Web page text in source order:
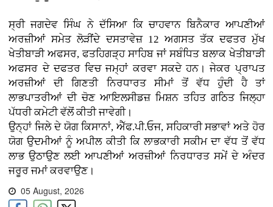
ਸ੍ਰੀ ਜਗਦੇਵ ਸਿੰਘ ਨੇ ਦੱਸਿਆ ਕਿ ਚਾਹਵਾਨ ਬਿਨੈਕਾਰ ਆਪਣੀਆਂ
ਅਰਜ਼ੀਆਂ ਸਮੇਤ ਲੋੜੀਂਦੇ ਦਸਤਾਵੇਜ਼ 12 ਅਗਸਤ ਤੱਕ ਦਫਤਰ ਮੁੱਖ
ਖੇਤੀਬਾੜੀ ਅਫਸਰ, ਫਤਹਿਗੜ੍ਹ ਸਾਹਿਬ ਜਾਂ ਸਬੰਧਿਤ ਬਲਾਕ ਖੇਤੀਬਾੜੀ
ਅਫਸਰ ਦੇ ਦਫਤਰ ਵਿਚ ਜਮ੍ਹਾਂ ਕਰਵਾ ਸਕਦੇ ਹਨ। ਜੇਕਰ ਪ੍ਰਾਪਤ
ਅਰਜ਼ੀਆਂ ਦੀ ਗਿਣਤੀ ਨਿਰਧਾਰਤ ਸੀਮਾਂ ਤੋਂ ਵੱਧ ਹੁੰਦੀ ਹੈ ਤਾਂ
ਲਾਭਪਾਤਰੀਆਂ ਦੀ ਚੋਣ ਆਇਲਸੀਡਜ਼ ਮਿਸ਼ਨ ਤਹਿਤ ਗਠਿਤ ਜਿਲ੍ਹਾ
ਪੱਧਰੀ ਕਮੇਟੀ ਵੱਲੋਂ ਕੀਤੀ ਜਾਵੇਗੀ।
ਉਨ੍ਹਾਂ ਜਿਲੇ ਦੇ ਯੋਗ ਕਿਸਾਨਾਂ, ਐੱਫ.ਪੀ.ਓਜ, ਸਹਿਕਾਰੀ ਸਭਾਵਾਂ ਅਤੇ ਹੋਰ
ਯੋਗ ਉਦਮੀਆਂ ਨੂੰ ਅਪੀਲ ਕੀਤੀ ਕਿ ਲਾਭਕਾਰੀ ਸਕੀਮ ਦਾ ਵੱਧ ਤੋਂ ਵੱਧ
ਲਾਭ ਉਠਾਉਣ ਲਈ ਆਪਣੀਆਂ ਅਰਜ਼ੀਆਂ ਨਿਰਧਾਰਤ ਸਮੇਂ ਦੇ ਅੰਦਰ
ਜਰੂਰ ਜਮਾਂ ਕਰਵਾਉਣ।
05 August, 2026